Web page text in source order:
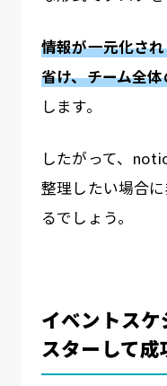
情報が一元化さ
省け、チーム全
します。
したがって、
整理したい場合
るでしょう。
イベントス
スターして成